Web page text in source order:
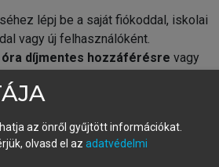
lépj be a saját fiókoddal, iskolai
vagy új felhasználóként.
óra díjmentes hozzáférésre vagy
hozz létre új fiókot.
automatikusan
az önről gyűjtött információkat.
olvasd el az adatvédelmi